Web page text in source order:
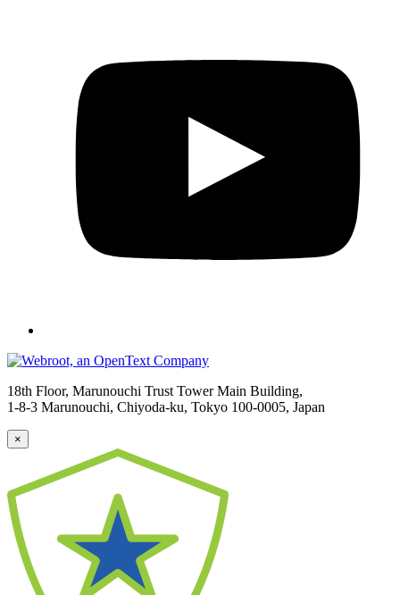
18th Floor, Marunouchi Trust Tower Main Building,
1-8-3 Marunouchi, Chiyoda-ku, Tokyo 100-0005, Japan
×